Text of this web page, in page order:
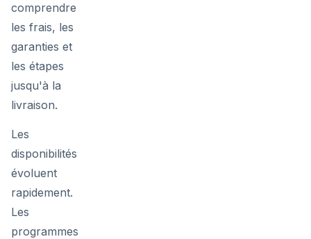
comprendre
les frais, les
garanties et
les étapes
jusqu'à la
livraison.
Les
disponibilités
évoluent
rapidement.
Les
programmes